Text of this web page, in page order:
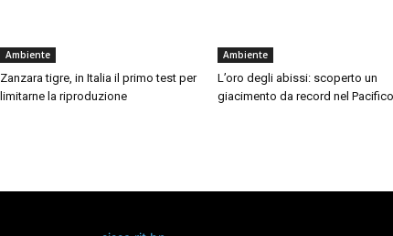
Ambiente
Zanzara tigre, in Italia il primo test per
limitarne la riproduzione
Ambiente
L’oro degli abissi: scoperto un
giacimento da record nel Pacifico